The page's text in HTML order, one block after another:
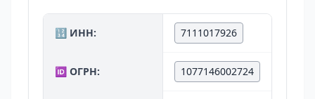
🔢 ИНН: 7111017926
🆔 ОГРН: 1077146002724